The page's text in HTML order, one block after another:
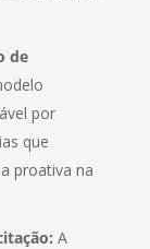
de
por
que
proativa na
A